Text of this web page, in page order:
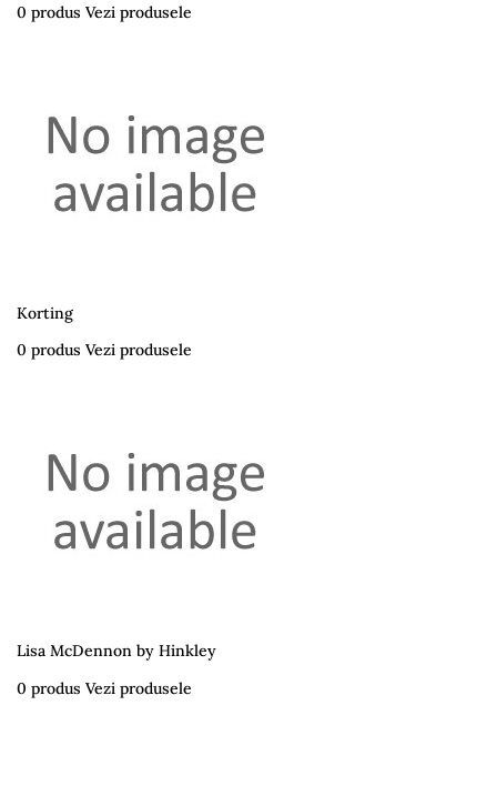
0 produs Vezi produsele
Korting
0 produs Vezi produsele
Lisa McDennon by Hinkley
0 produs Vezi produsele